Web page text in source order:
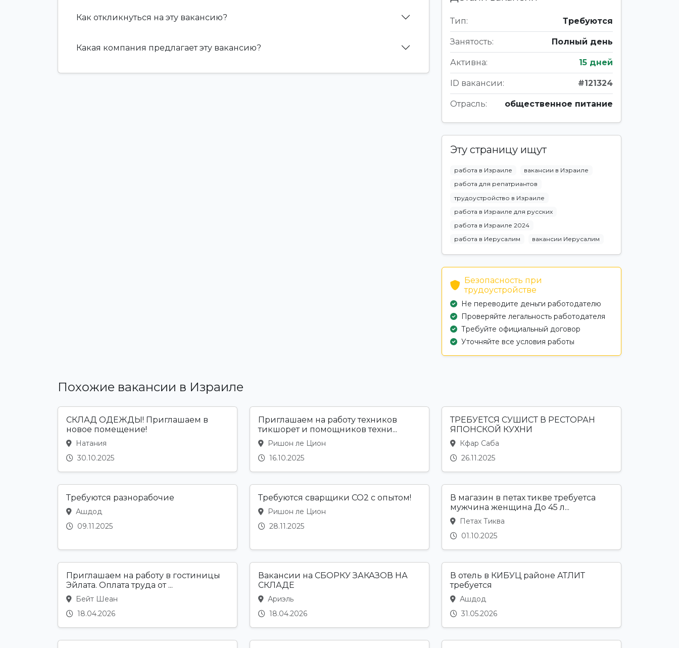
Как откликнуться на эту вакансию?
Какая компания предлагает эту вакансию?
Тип: Требуются
Занятость: Полный день
Активна: 15 дней
ID вакансии: #121324
Отрасль: общественное питание
Эту страницу ищут
работа в Израиле
вакансии в Израиле
работа для репатриантов
трудоустройство в Израиле
работа в Израиле для русских
работа в Израиле 2024
работа в Иерусалим
вакансии Иерусалим
Безопасность при
трудоустройстве
Не переводите деньги работодателю
Проверяйте легальность работодателя
Требуйте официальный договор
Уточняйте все условия работы
Похожие вакансии в Израиле
СКЛАД ОДЕЖДЫ! Приглашаем в
новое помещение!
Натания
30.10.2025
Приглашаем на работу техников
тикшорет и помощников техни...
Ришон ле Цион
16.10.2025
ТРЕБУЕТСЯ СУШИСТ В РЕСТОРАН
ЯПОНСКОЙ КУХНИ
Кфар Саба
26.11.2025
Требуются разнорабочие
Ашдод
09.11.2025
Требуются сварщики CO2 с опытом!
Ришон ле Цион
28.11.2025
В магазин в петах тикве требуетса
мужчина женщина До 45 л...
Петах Тиква
01.10.2025
Приглашаем на работу в гостиницы
Эйлата. Оплата труда от ...
Бейт Шеан
18.04.2026
Вакансии на СБОРКУ ЗАКАЗОВ НА
СКЛАДЕ
Ариэль
18.04.2026
В отель в КИБУЦ районе АТЛИТ
требуется
Ашдод
31.05.2026